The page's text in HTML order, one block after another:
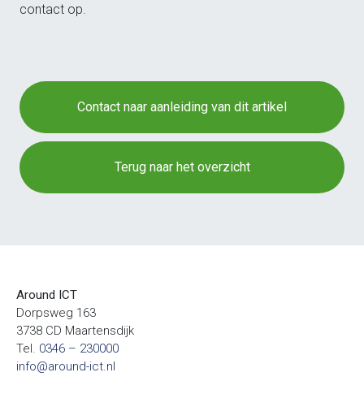
contact op.
Contact naar aanleiding van dit artikel
Terug naar het overzicht
Around ICT
Dorpsweg 163
3738 CD Maartensdijk
Tel. 0346 – 230000
info@around-ict.nl